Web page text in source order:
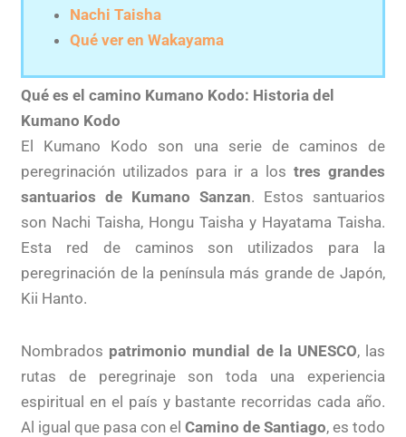
Nachi Taisha
Qué ver en Wakayama
Qué es el camino Kumano Kodo: Historia del
Kumano Kodo
El Kumano Kodo son una serie de caminos de
peregrinación utilizados para ir a los tres grandes
santuarios de Kumano Sanzan. Estos santuarios
son Nachi Taisha, Hongu Taisha y Hayatama Taisha.
Esta red de caminos son utilizados para la
peregrinación de la península más grande de Japón,
Kii Hanto.
Nombrados patrimonio mundial de la UNESCO, las
rutas de peregrinaje son toda una experiencia
espiritual en el país y bastante recorridas cada año.
Al igual que pasa con el Camino de Santiago, es todo